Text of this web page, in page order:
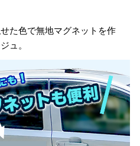
た色で無地マグネットを作
ュ。